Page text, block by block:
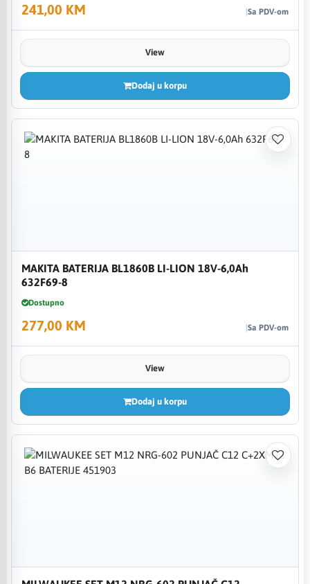
241,00 KM Sa PDV-om
View
Dodaj u korpu
MAKITA BATERIJA BL1860B LI-LION 18V-6,0Ah
632F69-8
Dostupno
277,00 KM Sa PDV-om
View
Dodaj u korpu